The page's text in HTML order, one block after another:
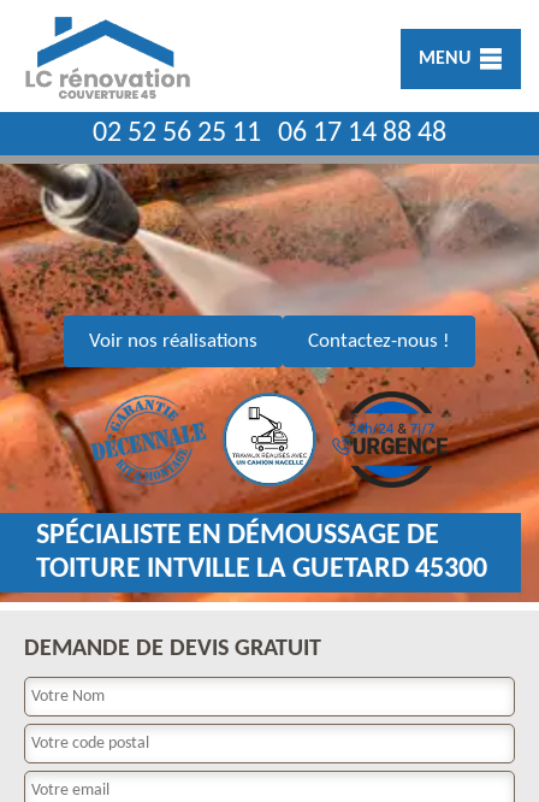
MENU
02 52 56 25 11 06 17 14 88 48
Voir nos réalisations Contactez-nous !
SPÉCIALISTE EN DÉMOUSSAGE DE
TOITURE INTVILLE LA GUETARD 45300
DEMANDE DE DEVIS GRATUIT